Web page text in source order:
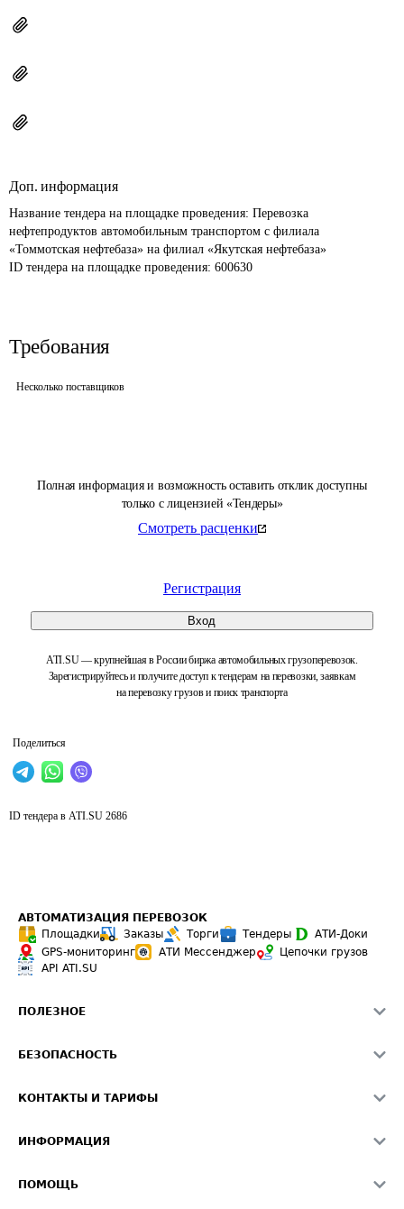
Полная информация и возможность оставить отклик доступны
только с лицензией «Тендеры»
Смотреть расценки
Регистрация
Вход
ATI.SU — крупнейшая в России биржа автомобильных грузоперевозок.
Зарегистрируйтесь и получите доступ к тендерам на перевозки, заявкам
на перевозку грузов и поиск транспорта
Поделиться
Доп. информация
Название тендера на площадке проведения: Перевозка
нефтепродуктов автомобильным транспортом с филиала
«Томмотская нефтебаза» на филиал «Якутская нефтебаза»
ID тендера на площадке проведения: 600630
Требования
Несколько поставщиков
ID тендера в ATI.SU 2686
АВТОМАТИЗАЦИЯ ПЕРЕВОЗОК
Площадки
Заказы Торги Тендеры
АТИ-Доки
GPS-мониторинг
АТИ Мессенджер
Цепочки грузов
API ATI.SU
ПОЛЕЗНОЕ
Звезды ATI.SU на вашем сайте
Средние ставки
БЕЗОПАСНОСТЬ
Светофор+
О формировании Паспорта
КОНТАКТЫ И ТАРИФЫ
Реклама на сайте
ИНФОРМАЦИЯ
ПОМОЩЬ